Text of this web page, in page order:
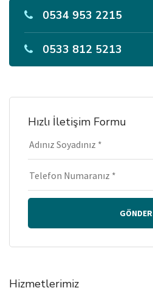
0534 953 2215
0533 812 5213
Hızlı İletişim Formu
GÖNDER
Hizmetlerimiz